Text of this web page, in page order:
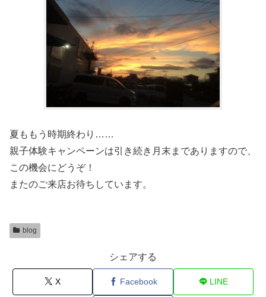
夏ももう時期終わり……
親子体験キャンペーンは引き続き月末までありますので、
この機会にどうぞ！
またのご来店お待ちしています。
blog
シェアする
X Facebook LINE